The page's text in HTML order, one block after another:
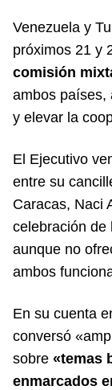
Venezuela y
próximos 21 y
comisión
ambos países,
y elevar la
El Ejecutivo
entre su
Caracas, Naci
celebración de
aunque no
ambos
En su cuenta
conversó
sobre «temas
enmarcados